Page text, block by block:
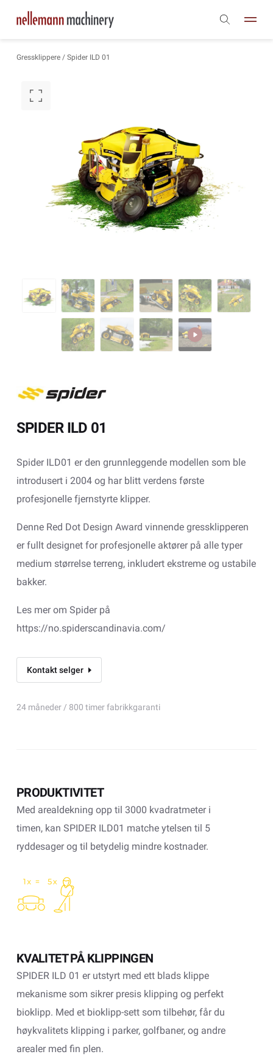
Gressklippere/ Spider ILD 01
SPIDER ILD 01
Spider ILD01 er den grunnleggende modellen som ble
introdusert i 2004 og har blitt verdens første
profesjonelle fjernstyrte klipper.
Denne Red Dot Design Award vinnende gressklipperen
er fullt designet for profesjonelle aktører på alle typer
medium størrelse terreng, inkludert ekstreme og ustabile
bakker.
Les mer om Spider på
https://no.spiderscandinavia.com/
Kontakt selger
24 måneder / 800 timer fabrikkgaranti
PRODUKTIVITET
Med arealdekning opp til 3000 kvadratmeter i
timen, kan SPIDER ILD01 matche ytelsen til 5
ryddesager og til betydelig mindre kostnader.
KVALITET PÅ KLIPPINGEN
SPIDER ILD 01 er utstyrt med ett blads klippe
mekanisme som sikrer presis klipping og perfekt
bioklipp. Med et bioklipp-sett som tilbehør, får du
høykvalitets klipping i parker, golfbaner, og andre
arealer med fin plen.